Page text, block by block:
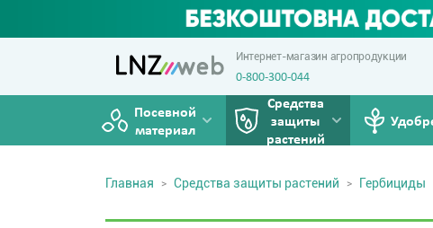
Интернет-магазин агропродукции
0-800-300-044
Посевной
материал
Средства
защиты
растений
Главная Средства защиты растений Гербициды